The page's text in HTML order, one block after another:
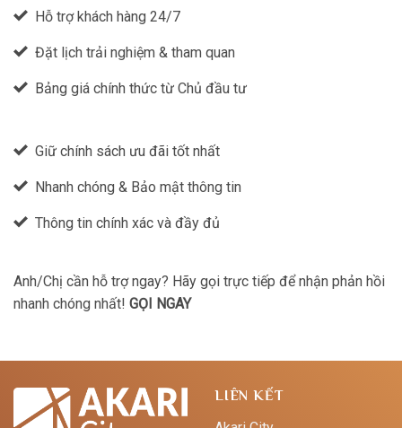
Hỗ trợ khách hàng 24/7
Đặt lịch trải nghiệm & tham quan
Bảng giá chính thức từ Chủ đầu tư
Giữ chính sách ưu đãi tốt nhất
Nhanh chóng & Bảo mật thông tin
Thông tin chính xác và đầy đủ
Anh/Chị cần hỗ trợ ngay? Hãy gọi trực tiếp để nhận phản hồi
nhanh chóng nhất! GỌI NGAY
LIÊN KẾT